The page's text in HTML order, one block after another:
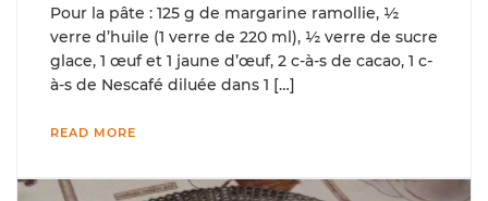
Pour la pâte : 125 g de margarine ramollie, ½
verre d’huile (1 verre de 220 ml), ½ verre de sucre
glace, 1 œuf et 1 jaune d’œuf, 2 c-à-s de cacao, 1 c-
à-s de Nescafé diluée dans 1 […]
READ MORE